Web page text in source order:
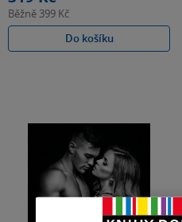
Běžně 399 Kč
Do košíku